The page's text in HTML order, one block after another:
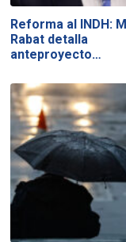
Reforma al INDH:
Rabat detalla
anteproyecto…